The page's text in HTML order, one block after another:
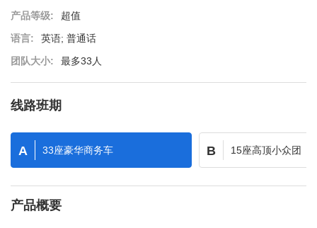
产品等级:
超值
语言:
英语; 普通话
团队大小:
最多33人
线路班期
A 33座豪华商务车 B 15座高顶小众团
产品概要